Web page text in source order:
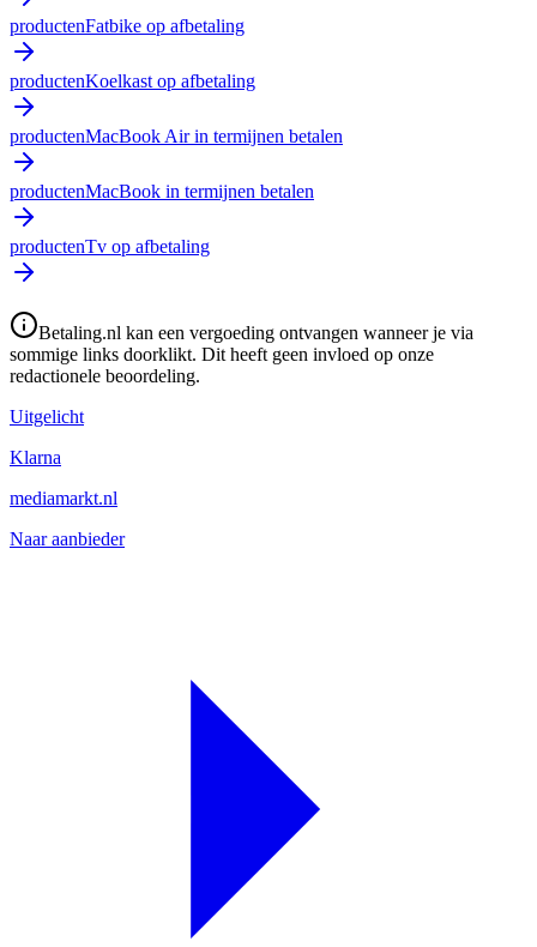
productenFatbike op afbetaling
productenKoelkast op afbetaling
productenMacBook Air in termijnen betalen
productenMacBook in termijnen betalen
productenTv op afbetaling
Betaling.nl kan een vergoeding ontvangen wanneer je via
sommige links doorklikt. Dit heeft geen invloed op onze
redactionele beoordeling.
Uitgelicht
Klarna
mediamarkt.nl
Naar aanbieder